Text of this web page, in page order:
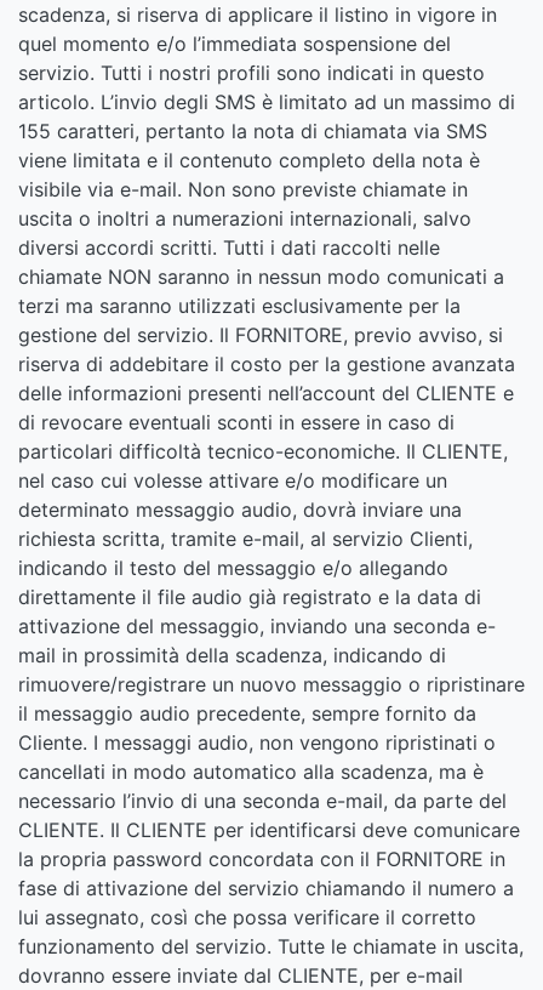
scadenza, si riserva di applicare il listino in vigore in
quel momento e/o l’immediata sospensione del
servizio. Tutti i nostri profili sono indicati in questo
articolo. L’invio degli SMS è limitato ad un massimo di
155 caratteri, pertanto la nota di chiamata via SMS
viene limitata e il contenuto completo della nota è
visibile via e-mail. Non sono previste chiamate in
uscita o inoltri a numerazioni internazionali, salvo
diversi accordi scritti. Tutti i dati raccolti nelle
chiamate NON saranno in nessun modo comunicati a
terzi ma saranno utilizzati esclusivamente per la
gestione del servizio. Il FORNITORE, previo avviso, si
riserva di addebitare il costo per la gestione avanzata
delle informazioni presenti nell’account del CLIENTE e
di revocare eventuali sconti in essere in caso di
particolari difficoltà tecnico-economiche. Il CLIENTE,
nel caso cui volesse attivare e/o modificare un
determinato messaggio audio, dovrà inviare una
richiesta scritta, tramite e-mail, al servizio Clienti,
indicando il testo del messaggio e/o allegando
direttamente il file audio già registrato e la data di
attivazione del messaggio, inviando una seconda e-
mail in prossimità della scadenza, indicando di
rimuovere/registrare un nuovo messaggio o ripristinare
il messaggio audio precedente, sempre fornito da
Cliente. I messaggi audio, non vengono ripristinati o
cancellati in modo automatico alla scadenza, ma è
necessario l’invio di una seconda e-mail, da parte del
CLIENTE. Il CLIENTE per identificarsi deve comunicare
la propria password concordata con il FORNITORE in
fase di attivazione del servizio chiamando il numero a
lui assegnato, così che possa verificare il corretto
funzionamento del servizio. Tutte le chiamate in uscita,
dovranno essere inviate dal CLIENTE, per e-mail